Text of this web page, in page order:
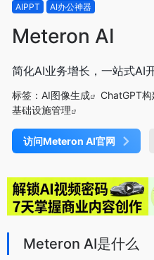
AIPPT AI办公神器
Meteron AI
简化AI业务增长，一站式AI
标签： AI图像生成 ChatGPT构
基础设施管理
访问Meteron AI官网
Meteron AI是什么